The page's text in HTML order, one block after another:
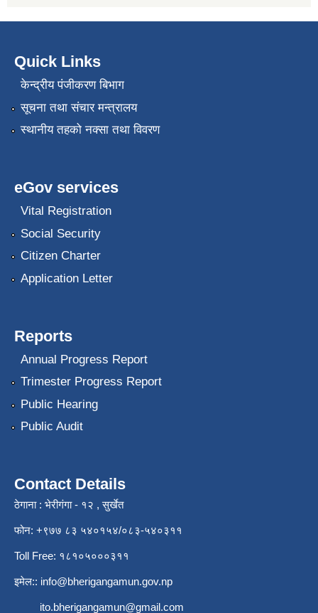
Quick Links
केन्द्रीय पंजीकरण बिभाग
सूचना तथा संचार मन्त्रालय
स्थानीय तहको नक्सा तथा विवरण
eGov services
Vital Registration
Social Security
Citizen Charter
Application Letter
Reports
Annual Progress Report
Trimester Progress Report
Public Hearing
Public Audit
Contact Details
ठेगाना : भेरीगंगा - १२ , सुर्खेत
फोन: +९७७ ८३ ५४०१५४/०८३-५४०३११
Toll Free: १८१०५०००३११
इमेल:: info@bherigangamun.gov.np
ito.bherigangamun@gmail.com